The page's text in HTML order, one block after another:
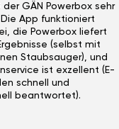
der GÄN Powerbox sehr
App funktioniert
die Powerbox liefert
(selbst mit
Staubsauger), und
ist exzellent (E-
schnell und
beantwortet).